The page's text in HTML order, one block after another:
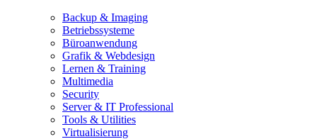
Backup & Imaging
Betriebssysteme
Büroanwendung
Grafik & Webdesign
Lernen & Training
Multimedia
Security
Server & IT Professional
Tools & Utilities
Virtualisierung